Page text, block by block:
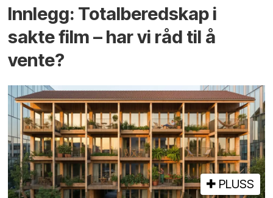
Innlegg: Totalberedskap i
sakte film – har vi råd til å
vente?
PLUSS